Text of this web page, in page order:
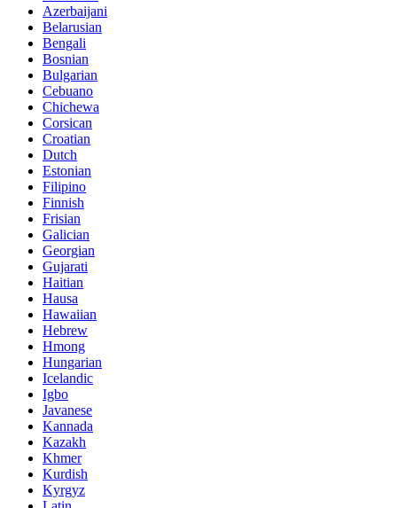
Azerbaijani
Belarusian
Bengali
Bosnian
Bulgarian
Cebuano
Chichewa
Corsican
Croatian
Dutch
Estonian
Filipino
Finnish
Frisian
Galician
Georgian
Gujarati
Haitian
Hausa
Hawaiian
Hebrew
Hmong
Hungarian
Icelandic
Igbo
Javanese
Kannada
Kazakh
Khmer
Kurdish
Kyrgyz